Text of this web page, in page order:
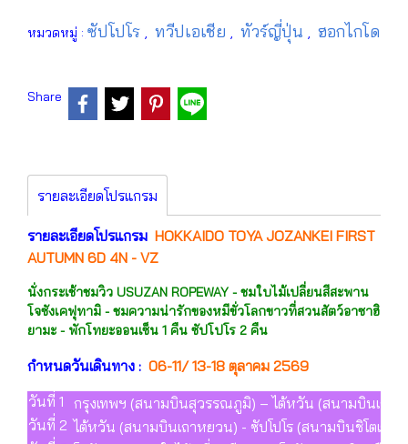
หมวดหมู่ : ซัปโปโร , ทวีปเอเชีย , ทัวร์ญี่ปุ่น , ฮอกไกโด
Share
รายละเอียดโปรแกรม
รายละเอียดโปรแกรม HOKKAIDO TOYA JOZANKEI FIRST
AUTUMN 6D 4N - VZ
นั่งกระเช้าชมวิว USUZAN ROPEWAY - ชมใบไม้เปลี่ยนสีสะพาน
โจซังเคฟุทามิ - ชมความน่ารักของหมีขั่วโลกขาวที่สวนสัตว์อาซาฮิ
ยามะ - พักโทยะออนเซ็น 1 คืน ซัปโปโร 2 คืน
กำหนดวันเดินทาง : 06-11/ 13-18 ตุลาคม 2569
วันที่ 1 กรุงเทพฯ (สนามบินสุวรรณภูมิ) – ไต้หวัน (สนามบินเถ
วันที่ 2 ไต้หวัน (สนามบินเถาหยวน) - ซัปโปโร (สนามบินชิโตเซะ)